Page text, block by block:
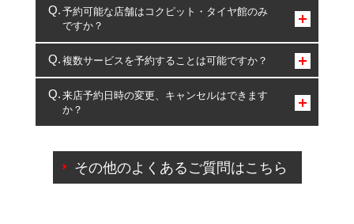
予約可能な店舗はコクピット・タイヤ館のみ
ですか？
コクピット・タイヤ館のみとなります。
複数サービスを予約することは可能ですか？
複数サービスのご予約は可能です。
一部の商品・サービスの組み合わせに限り、同時にご予約が
出来ないものもございます。
来店予約日時の変更、キャンセルはできます
か？
ご来店予約日の3営業日前を過ぎている場合のご予約
の日時変更につきましては、直接ご予約の店舗まで
その他のよくあるご質問はこちら